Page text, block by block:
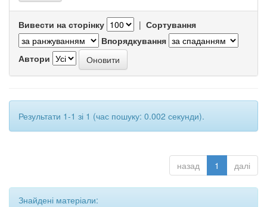
Вивести на сторінку | Сортування
Впорядкування
Автори
Результати 1-1 зі 1 (час пошуку: 0.002 секунди).
назад 1 далі
Знайдені матеріали: